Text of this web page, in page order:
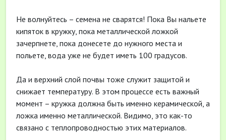
Не волнуйтесь – семена не сварятся! Пока Вы нальете
кипяток в кружку, пока металлической ложкой
зачерпнете, пока донесете до нужного места и
польете, вода уже не будет иметь 100 градусов.
Да и верхний слой почвы тоже служит защитой и
снижает температуру. В этом процессе есть важный
момент – кружка должна быть именно керамической, а
ложка именно металлической. Видимо, это как-то
связано с теплопроводностью этих материалов.